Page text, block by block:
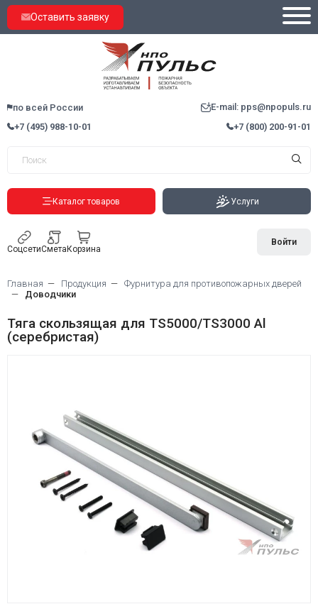
Оставить заявку
по всей России
E-mail: pps@npopuls.ru
+7 (495) 988-10-01
+7 (800) 200-91-01
Каталог товаров Услуги
СоцсетиСметаКорзина
Войти
Главная Продукция
Фурнитура для противопожарных дверей
Доводчики
Тяга скользящая для TS5000/TS3000 Al
(серебристая)